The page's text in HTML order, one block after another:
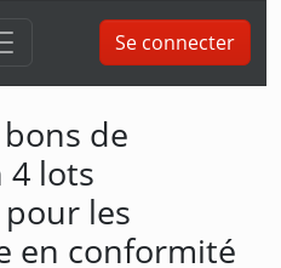
Se connecter
de
4 lots
les
en conformité